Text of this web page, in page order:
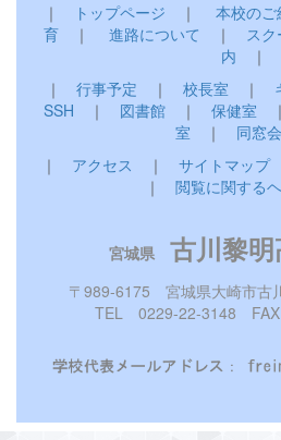
｜ トップページ ｜ 本校のご
育 ｜ 進路について ｜ スク
内 ｜
｜ 行事予定 ｜ 校長室 ｜
SSH ｜ 図書館 ｜ 保健室
室 ｜ 同窓会
｜ アクセス ｜ サイトマップ
｜ 閲覧に関する
宮城県 古川黎
〒989-6175 宮城県大崎市古
TEL 0229-22-3148